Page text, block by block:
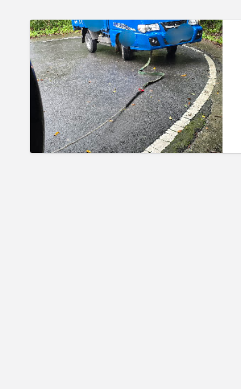
路
救
援
｜
全
底
三
灣
南
庄
峨
大